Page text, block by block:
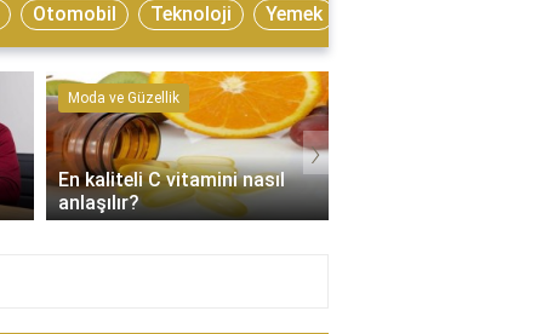
Otomobil Teknoloji Yemek
Moda ve Güzellik
En kaliteli C vitamini nasıl
anlaşılır?
›